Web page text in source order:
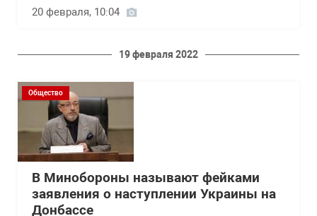
20 февраля, 10:04
19 февраля 2022
Общество
В Минобороны называют фейками
заявления о наступлении Украины на
Донбассе